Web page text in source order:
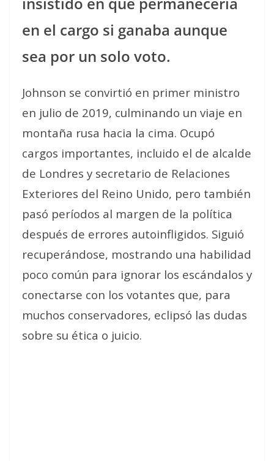
en el cargo si ganaba aunque
sea por un solo voto.
Johnson se convirtió en primer ministro
en julio de 2019, culminando un viaje en
montaña rusa hacia la cima. Ocupó
cargos importantes, incluido el de alcalde
de Londres y secretario de Relaciones
Exteriores del Reino Unido, pero también
pasó períodos al margen de la política
después de errores autoinfligidos. Siguió
recuperándose, mostrando una habilidad
poco común para ignorar los escándalos y
conectarse con los votantes que, para
muchos conservadores, eclipsó las dudas
sobre su ética o juicio.